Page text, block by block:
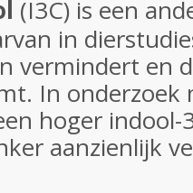
(I3C) is een
in
vermindert en
In onderzoek
hoger indool-
aanzienlijk